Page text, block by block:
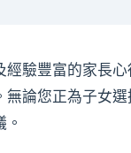
驗豐富的家長
論您正為子女